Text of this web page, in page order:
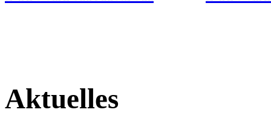
Aktuelles